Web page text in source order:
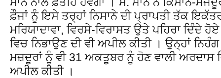
ਫ਼ੌਜਾਂ ਨੂੰ ਇਸੇ ਤਰ੍ਹਾਂ ਨਿਸਾਨੇ ਦੀ ਪ੍ਰਾਪਤੀ ਤੱਕ
ਮਰਿਯਾਦਾਵਾ, ਵਿਰਸੇ-ਵਿਰਾਸਤ ਉਤੇ ਪਹਿਰਾ ਦਿੰਦੇ
ਵਿਚ ਨਿਭਾਉਣ ਦੀ ਵੀ ਅਪੀਲ ਕੀਤੀ । ਉਨ੍ਹਾਂ
ਮਜ਼ਦੂਰਾਂ ਨੂੰ ਵੀ 31 ਅਕਤੂਬਰ ਨੂੰ ਹੋਣ ਵਾਲੀ ਅਰਦਾਸ
ਅਪੀਲ ਕੀਤੀ ।